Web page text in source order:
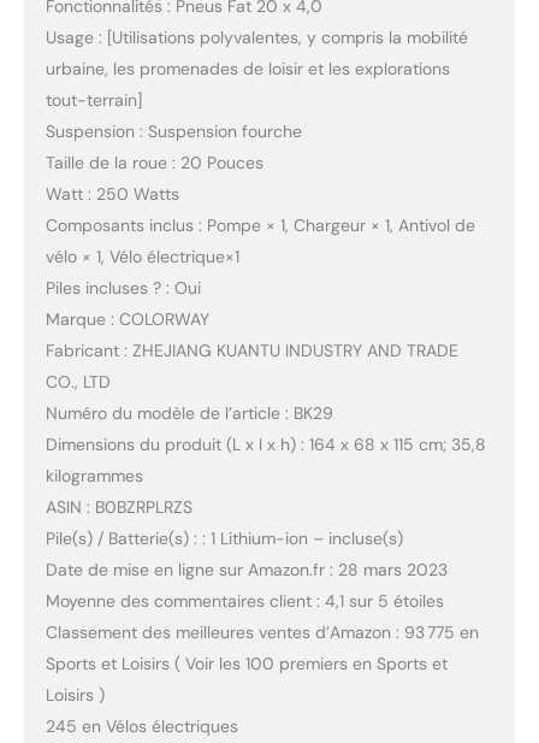
Fonctionnalités : Pneus Fat 20 x 4,0
Usage : [Utilisations polyvalentes, y compris la mobilité
urbaine, les promenades de loisir et les explorations
tout-terrain]
Suspension : Suspension fourche
Taille de la roue : 20 Pouces
Watt : 250 Watts
Composants inclus : Pompe × 1, Chargeur × 1, Antivol de
vélo × 1, Vélo électrique×1
Piles incluses ? : Oui
Marque : COLORWAY
Fabricant : ZHEJIANG KUANTU INDUSTRY AND TRADE
CO., LTD
Numéro du modèle de l’article : BK29
Dimensions du produit (L x l x h) : 164 x 68 x 115 cm; 35,8
kilogrammes
ASIN : B0BZRPLRZS
Pile(s) / Batterie(s) : : 1 Lithium-ion – incluse(s)
Date de mise en ligne sur Amazon.fr : 28 mars 2023
Moyenne des commentaires client : 4,1 sur 5 étoiles
Classement des meilleures ventes d’Amazon : 93 775 en
Sports et Loisirs ( Voir les 100 premiers en Sports et
Loisirs )
245 en Vélos électriques